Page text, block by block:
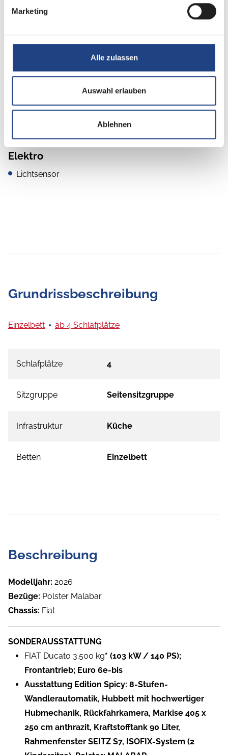
Marketing
Alle zulassen
Auswahl erlauben
Ablehnen
Navigationssystem
Rückfahrkamera
Elektro
Lichtsensor
Grundrissbeschreibung
Einzelbett ab 4 Schlafplätze
Schlafplätze 4
Sitzgruppe Seitensitzgruppe
Infrastruktur Küche
Betten Einzelbett
Beschreibung
Modelljahr: 2026
Bezüge: Polster Malabar
Chassis: Fiat
SONDERAUSSTATTUNG
FIAT Ducato 3.500 kg* (103 kW / 140 PS);
Frontantrieb; Euro 6e-bis
Ausstattung Edition Spicy: 8-Stufen-
Wandlerautomatik, Hubbett mit hochwertiger
Hubmechanik, Rückfahrkamera, Markise 405 x
250 cm anthrazit, Kraftstofftank 90 Liter,
Rahmenfenster SEITZ S7, ISOFIX-System (2